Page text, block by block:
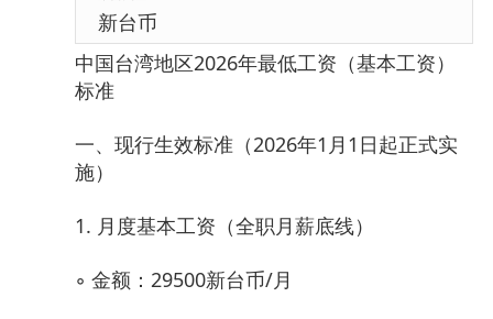
新台币
中国台湾地区2026年最低工资（基本工资）
标准
一、现行生效标准（2026年1月1日起正式实
施）
1. 月度基本工资（全职月薪底线）
◦ 金额：29500新台币/月